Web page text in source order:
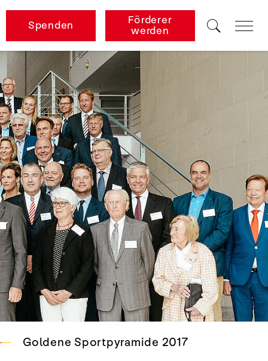
Spenden Förderer
werden
Goldene Sportpyramide 2017